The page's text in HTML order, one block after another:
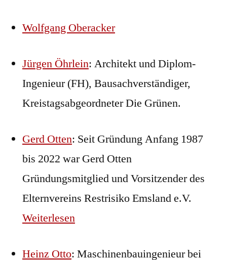
Wolfgang Oberacker
Jürgen Öhrlein: Architekt und Diplom-
Ingenieur (FH), Bausachverständiger,
Kreistagsabgeordneter Die Grünen.
Gerd Otten: Seit Gründung Anfang 1987
bis 2022 war Gerd Otten
Gründungsmitglied und Vorsitzender des
Elternvereins Restrisiko Emsland e.V.
Weiterlesen
Heinz Otto: Maschinenbauingenieur bei